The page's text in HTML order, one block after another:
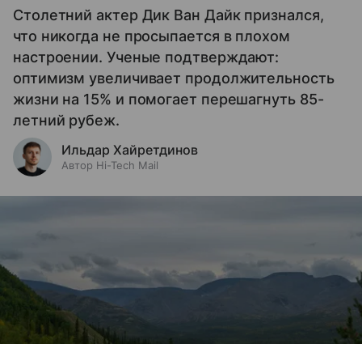
Столетний актер Дик Ван Дайк признался,
что никогда не просыпается в плохом
настроении. Ученые подтверждают:
оптимизм увеличивает продолжительность
жизни на 15% и помогает перешагнуть 85-
летний рубеж.
Ильдар Хайретдинов
Автор Hi-Tech Mail